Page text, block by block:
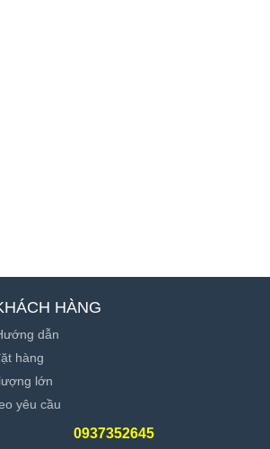
HÀNG
dẫn
hàng
lớn
yêu cầu
0937352645